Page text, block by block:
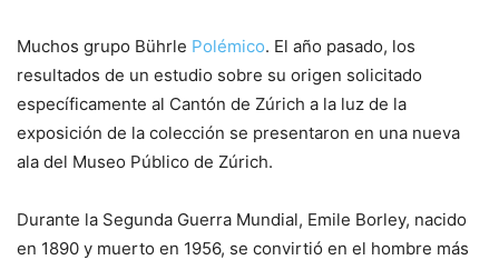
Muchos grupo Bührle Polémico. El año pasado, los
resultados de un estudio sobre su origen solicitado
específicamente al Cantón de Zúrich a la luz de la
exposición de la colección se presentaron en una nueva
ala del Museo Público de Zúrich.
Durante la Segunda Guerra Mundial, Emile Borley, nacido
en 1890 y muerto en 1956, se convirtió en el hombre más